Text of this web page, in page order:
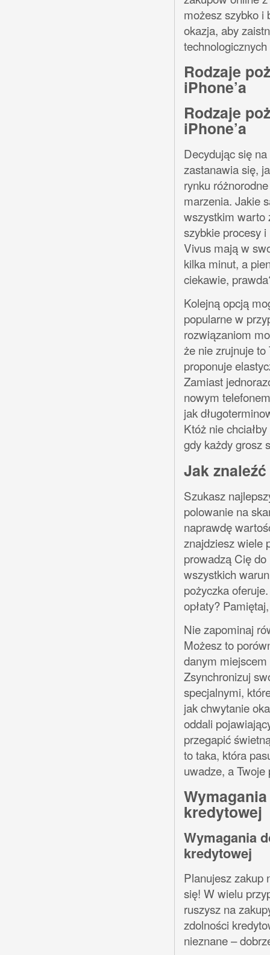
możesz szybko i
okazja, aby
Rodzaje
iPhone’a
Rodzaje
iPhone’a
Decydując się
zastanawia się,
rynku
marzenia. Jakie
wszystkim warto
szybkie procesy
Vivus mają w
kilka minut, a
ciekawie,
Kolejną opcją
popularne w
rozwiązaniom
że nie zrujnuje
proponuje
Zamiast
nowym
jak
Któż nie
gdy każdy grosz
Jak
Szukasz
polowanie na
naprawdę
znajdziesz wiele
prowadzą Cię
wszystkich
pożyczka
opłaty?
Nie zapominaj
Możesz to
danym
Zsynchronizuj
specjalnymi,
jak chwytanie
oddali
przegapić
to taka, która
uwadze, a
kredytowej
Wymagania
kredytowej
Planujesz zakup
się! W wielu
ruszysz na
zdolności
nieznane –